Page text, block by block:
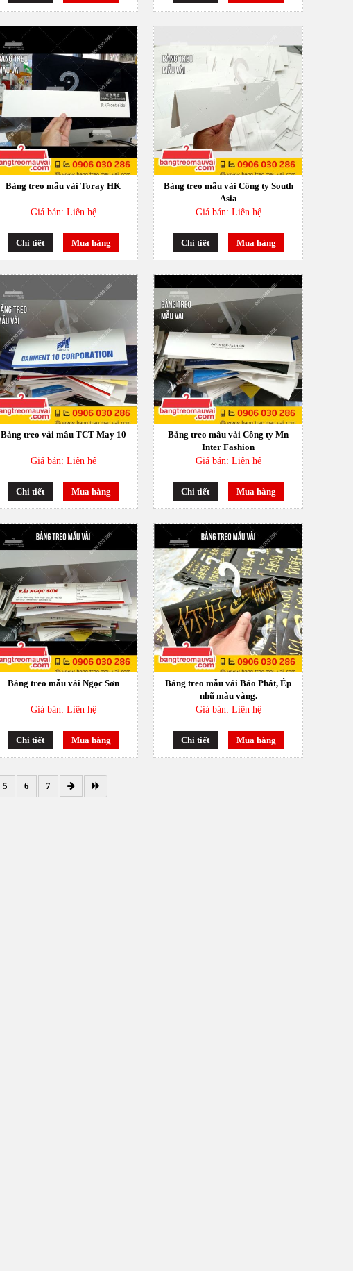
Bảng treo mẫu vải Toray HK
Giá bán: Liên hệ
Chi tiết Mua hàng
Bảng treo mẫu vải Công ty South
Asia
Giá bán: Liên hệ
Chi tiết Mua hàng
Bảng treo vải mẫu TCT May 10
Giá bán: Liên hệ
Chi tiết Mua hàng
Bảng treo mẫu vải Công ty Mn
Inter Fashion
Giá bán: Liên hệ
Chi tiết Mua hàng
Bảng treo mẫu vải Ngọc Sơn
Giá bán: Liên hệ
Chi tiết Mua hàng
Bảng treo mẫu vải Bảo Phát, Ép
nhũ màu vàng.
Giá bán: Liên hệ
Chi tiết Mua hàng
5 6 7